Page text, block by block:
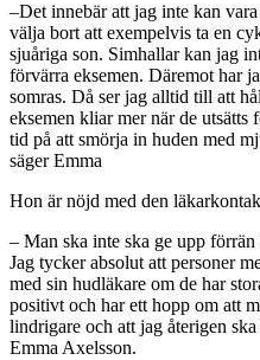
–Det innebär att jag inte kan
välja bort att exempelvis ta en
sjuåriga son. Simhallar kan jag
förvärra eksemen. Däremot har
somras. Då ser jag alltid till att
eksemen kliar mer när de
tid på att smörja in huden med
säger Emma
Hon är nöjd med den
– Man ska inte ska ge upp
Jag tycker absolut att personer
med sin hudläkare om de har
positivt och har ett hopp om att
lindrigare och att jag återigen
Emma Axelsson.